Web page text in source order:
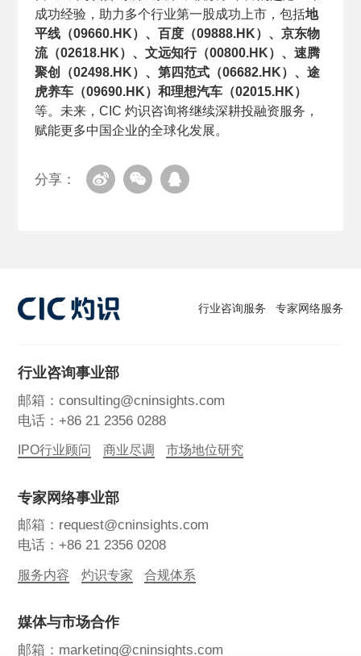
成功经验，助力多个行业第一股成功上市，包括地
平线（09660.HK）、百度（09888.HK）、京东物
流（02618.HK）、文远知行（00800.HK）、速腾
聚创（02498.HK）、第四范式（06682.HK）、途
虎养车（09690.HK）和理想汽车（02015.HK）
等。未来，CIC 灼识咨询将继续深耕投融资服务，
赋能更多中国企业的全球化发展。
分享：
行业咨询服务 专家网络服务
行业咨询事业部
邮箱：consulting@cninsights.com
电话：+86 21 2356 0288
IPO行业顾问 商业尽调 市场地位研究
专家网络事业部
邮箱：request@cninsights.com
电话：+86 21 2356 0208
服务内容 灼识专家 合规体系
媒体与市场合作
邮箱：marketing@cninsights.com